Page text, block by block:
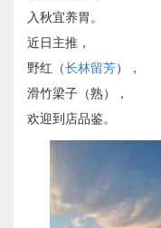
入秋宜养胃。
近日主推，
野红（长林留芳），
滑竹梁子（熟），
欢迎到店品鉴。